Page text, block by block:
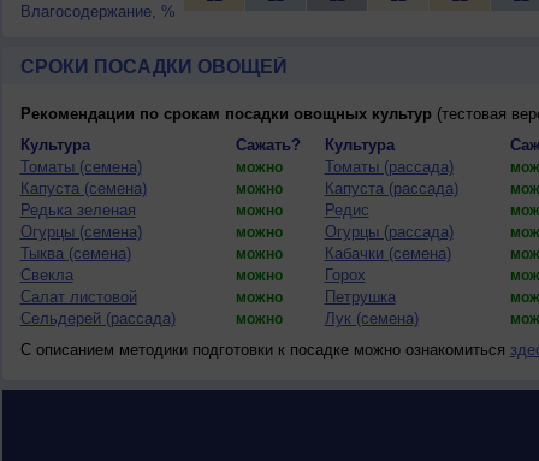
Влагосодержание, %
СРОКИ ПОСАДКИ ОВОЩЕЙ
Рекомендации по срокам посадки овощных культур(тестовая
Культура
Сажать? Культура
Томаты (семена)
можно Томаты (рассада)
Капуста (семена) можно Капуста (рассада)
Редька зеленая можно Редис
Огурцы (семена) можно Огурцы (рассада)
Тыква (семена) можно Кабачки (семена)
Свекла можно Горох
Салат листовой можно Петрушка
Сельдерей (рассада) можно Лук (семена)
С описанием методики подготовки к посадке можно ознакомиться